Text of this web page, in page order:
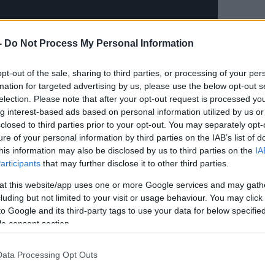
Do Not Process My Personal Information
out of the sale, sharing to third parties, or processing of your
for targeted advertising by us, please use the below opt-out
Please note that after your opt-out request is processed
interest-based ads based on personal information utilized by us
to third parties prior to your opt-out. You may separately
of your personal information by third parties on the IAB’s list of
information may also be disclosed by us to third parties on the
that may further disclose it to other third parties.
this website/app uses one or more Google services and may
but not limited to your visit or usage behaviour. You may
Google and its third-party tags to use your data for below
consent section.
Processing Opt Outs
στη νίκη του Ερυθρού
τα προγνωστικά και πήρε το «διπλό» επί